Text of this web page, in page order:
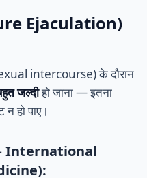
Ejaculation)
intercourse) के दौरान
जल्दीहो जाना — इतना
न हो पाए।
— International